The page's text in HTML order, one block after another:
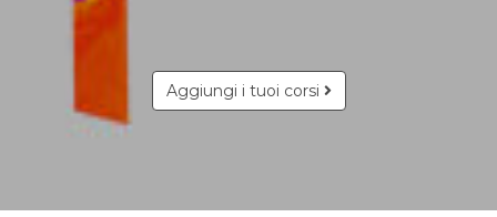
Aggiungi i tuoi corsi